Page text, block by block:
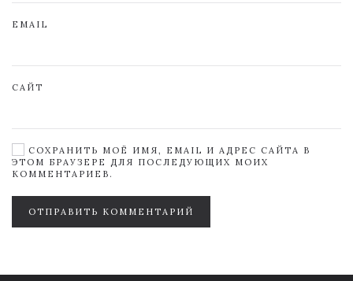
EMAIL
САЙТ
СОХРАНИТЬ МОЁ ИМЯ, EMAIL И АДРЕС САЙТА В
ЭТОМ БРАУЗЕРЕ ДЛЯ ПОСЛЕДУЮЩИХ МОИХ
КОММЕНТАРИЕВ.
ОТПРАВИТЬ КОММЕНТАРИЙ